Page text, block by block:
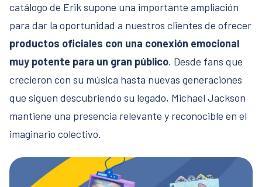
catálogo de Erik supone una importante ampliación
para dar la oportunidad a nuestros clientes de ofrecer
productos oficiales con una conexión emocional
muy potente para un gran público. Desde fans que
crecieron con su música hasta nuevas generaciones
que siguen descubriendo su legado, Michael Jackson
mantiene una presencia relevante y reconocible en el
imaginario colectivo.